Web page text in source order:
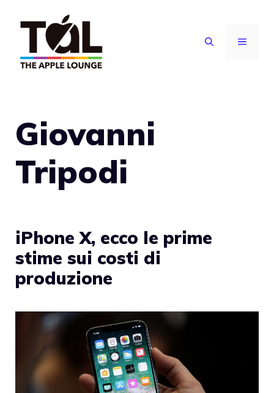
contenuto
MENU
Giovanni
Tripodi
iPhone X, ecco le prime
stime sui costi di
produzione